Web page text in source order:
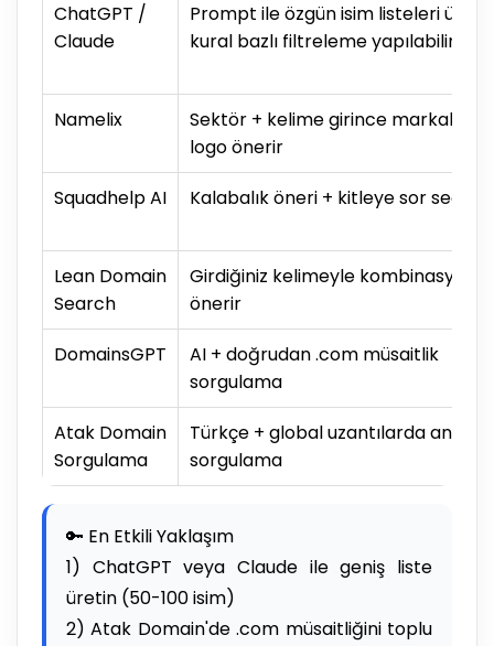
ChatGPT /
Claude
Prompt ile özgün isim listeleri üretir;
kural bazlı filtreleme yapılabilir
Namelix
Sektör + kelime girince markalı
logo önerir
Squadhelp AI
Kalabalık öneri + kitleye sor
Lean Domain
Search
Girdiğiniz kelimeyle
önerir
DomainsGPT
AI + doğrudan .com müsaitlik
sorgulama
Atak Domain
Sorgulama
Türkçe + global uzantılarda anlık
sorgulama
🔑 En Etkili Yaklaşım
1) ChatGPT veya Claude ile geniş liste
üretin (50-100 isim)
2) Atak Domain'de .com müsaitliğini toplu